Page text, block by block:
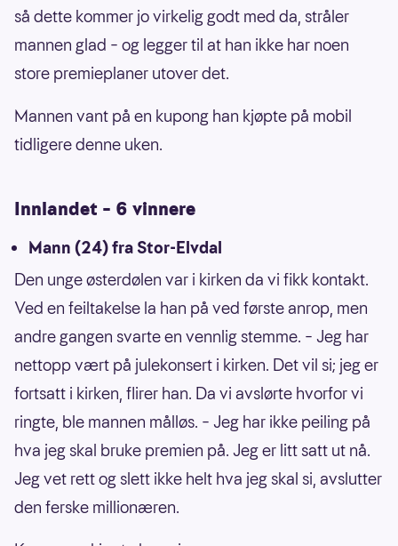
så dette kommer jo virkelig godt med da, stråler
mannen glad – og legger til at han ikke har noen
store premieplaner utover det.
Mannen vant på en kupong han kjøpte på mobil
tidligere denne uken.
Innlandet – 6 vinnere
Mann (24) fra Stor-Elvdal
Den unge østerdølen var i kirken da vi fikk kontakt.
Ved en feiltakelse la han på ved første anrop, men
andre gangen svarte en vennlig stemme. – Jeg har
nettopp vært på julekonsert i kirken. Det vil si; jeg er
fortsatt i kirken, flirer han. Da vi avslørte hvorfor vi
ringte, ble mannen målløs. – Jeg har ikke peiling på
hva jeg skal bruke premien på. Jeg er litt satt ut nå.
Jeg vet rett og slett ikke helt hva jeg skal si, avslutter
den ferske millionæren.